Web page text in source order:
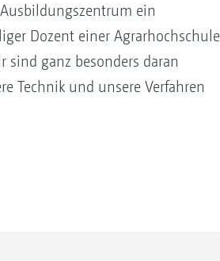
ein
Dozent einer Agrarhochschule
sind ganz besonders daran
Technik und unsere Verfahren